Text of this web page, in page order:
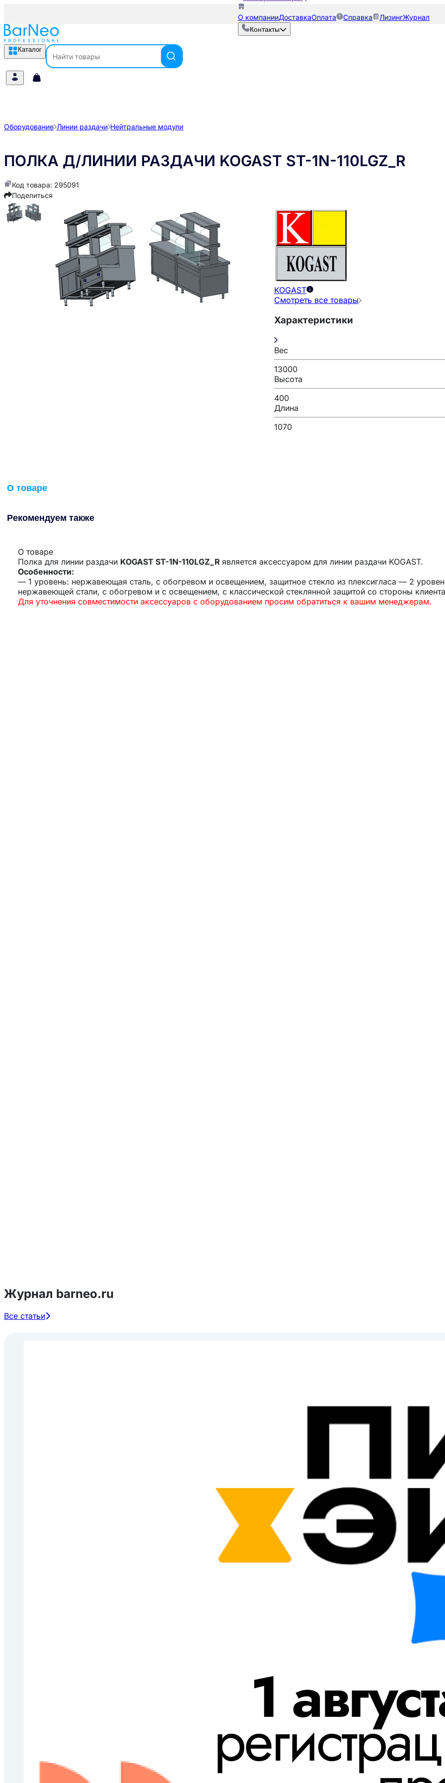
О компанииДоставкаОплата Справка ЛизингЖурнал
Контакты
Каталог
Оборудование Линии раздачи Нейтральные модули
ПОЛКА Д/ЛИНИИ РАЗДАЧИ KOGAST ST-1N-110LGZ_R
Код товара: 295091
Поделиться
KOGAST
Смотреть все товары
Характеристики
Вес
13000
Высота
400
Длина
1070
О товаре
Рекомендуем также
О товаре
Полка для линии раздачи KOGAST ST-1N-110LGZ_R является аксессуаром для линии раздачи KOGAST.
Особенности:
— 1 уровень: нержавеющая сталь, с обогревом и освещением, защитное стекло из плексигласа — 2
нержавеющей стали, с обогревом и с освещением, с классической стеклянной защитой со стороны клиента
Для уточнения совместимости аксессуаров с оборудованием просим обратиться к вашим менеджерам.
Журнал barneo.ru
Все статьи